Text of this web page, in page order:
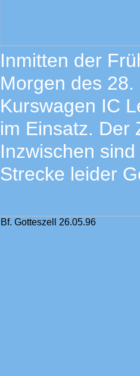
Inmitten der
Morgen des
Kurswagen IC
im Einsatz. Der
Inzwischen
Strecke leider